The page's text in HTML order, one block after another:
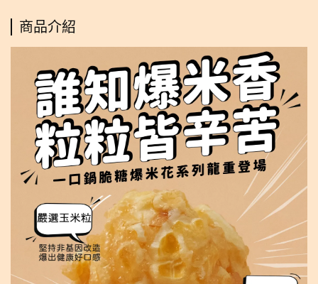
商品介紹